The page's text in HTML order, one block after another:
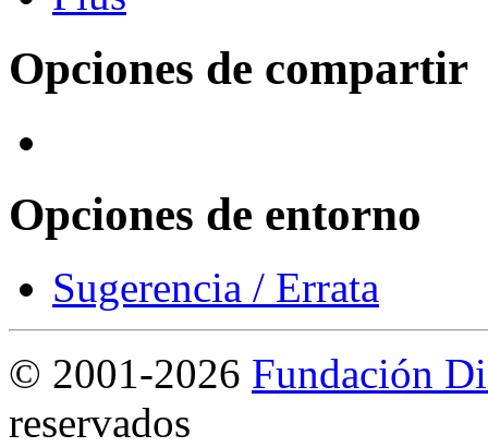
Opciones de compartir
Opciones de entorno
Sugerencia / Errata
© 2001-2026 Fundación
reservados